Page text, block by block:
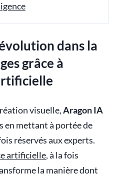
dans la
grâce à
visuelle,Aragon IA
en mettant à portée de
réservés aux experts.
artificielle, à la fois
la manière dont